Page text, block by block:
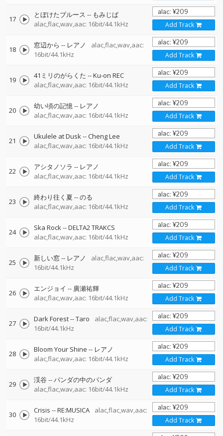
17 とぼけたブルース -- もみじば
alac,flac,wav,aac: 16bit/44.1kHz
Add Track
18 窓辺から -- レアノ
alac,flac,wav,aac:
16bit/44.1kHz
Add Track
19 41ミリのがらくた --Ku-on REC
alac,flac,wav,aac: 16bit/44.1kHz
Add Track
20 幼い頃の記憶-- レアノ
alac,flac,wav,aac: 16bit/44.1kHz
Add Track
21 Ukulele at Dusk--Cheng Lee
alac,flac,wav,aac: 16bit/44.1kHz
Add Track
22 アシタノソラ -- レアノ
alac,flac,wav,aac: 16bit/44.1kHz
Add Track
23 終わり往く夏 --のる
alac,flac,wav,aac: 16bit/44.1kHz
Add Track
24 Ska Rock--DELTA2 TRAKCS
alac,flac,wav,aac: 16bit/44.1kHz
Add Track
25 新しい窓-- レアノ
alac,flac,wav,aac:
16bit/44.1kHz
Add Track
26 エンジョイ -- 廣瀬祐輝
alac,flac,wav,aac: 16bit/44.1kHz
Add Track
27 Dark Forest--Taro
alac,flac,wav,aac:
16bit/44.1kHz
Add Track
28 Bloom Your Shine -- レアノ
alac,flac,wav,aac: 16bit/44.1kHz
Add Track
29 渓谷--パンダの中のパンダ
alac,flac,wav,aac: 16bit/44.1kHz
Add Track
30 Crisis --RE:MUSICA
alac,flac,wav,aac:
16bit/44.1kHz
Add Track